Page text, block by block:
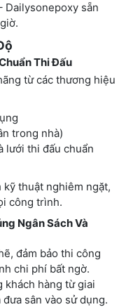
Dailysonepoxy sẵn
Thi Đấu
từ các thương hiệu
trong nhà)
lưới thi đấu chuẩn
thuật nghiêm ngặt,
công trình.
Ngân Sách Và
đảm bảo thi công
chi phí bất ngờ.
khách hàng từ giai
sân vào sử dụng.